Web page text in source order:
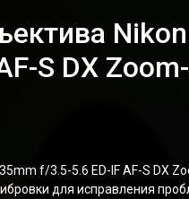
S DX
f/3.5-5.6 ED-IF AF-S DX
для исправления